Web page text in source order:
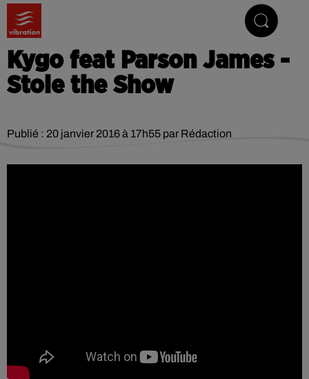
Kygo feat Parson James -
Stole the Show
Publié : 20 janvier 2016 à 17h55 par Rédaction